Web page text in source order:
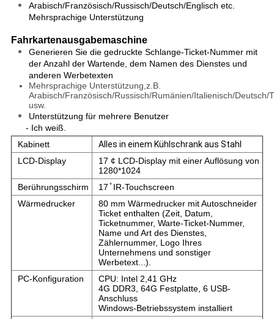
Arabisch/Französisch/Russisch/Deutsch/Englisch etc.
Mehrsprachige Unterstützung
Fahrkartenausgabemaschine
Generieren Sie die gedruckte Schlange-Ticket-Nummer mit
der Anzahl der Wartende, dem Namen des Dienstes und
anderen Werbetexten
Mehrsprachige Unterstützung,z.B.
Arabisch/Französisch/Russisch/Rumänien/Italienisch/Deutsch/
usw.
Unterstützung für mehrere Benutzer
- Ich weiß.
Kabinett
Alles in einem Kühlschrank aus Stahl
LCD-Display
17 ¢ LCD-Display mit einer Auflösung von
1280*1024
Berührungsschirm
17 ̊ IR-Touchscreen
Wärmedrucker
80 mm Wärmedrucker mit Autoschneider
Ticket enthalten (Zeit, Datum,
Ticketnummer, Warte-Ticket-Nummer,
Name und Art des Dienstes,
Zählernummer, Logo Ihres
Unternehmens und sonstiger
Werbetext...).
PC-Konfiguration
CPU: Intel 2,41 GHz
4G DDR3, 64G Festplatte, 6 USB-
Anschluss
Windows-Betriebssystem installiert